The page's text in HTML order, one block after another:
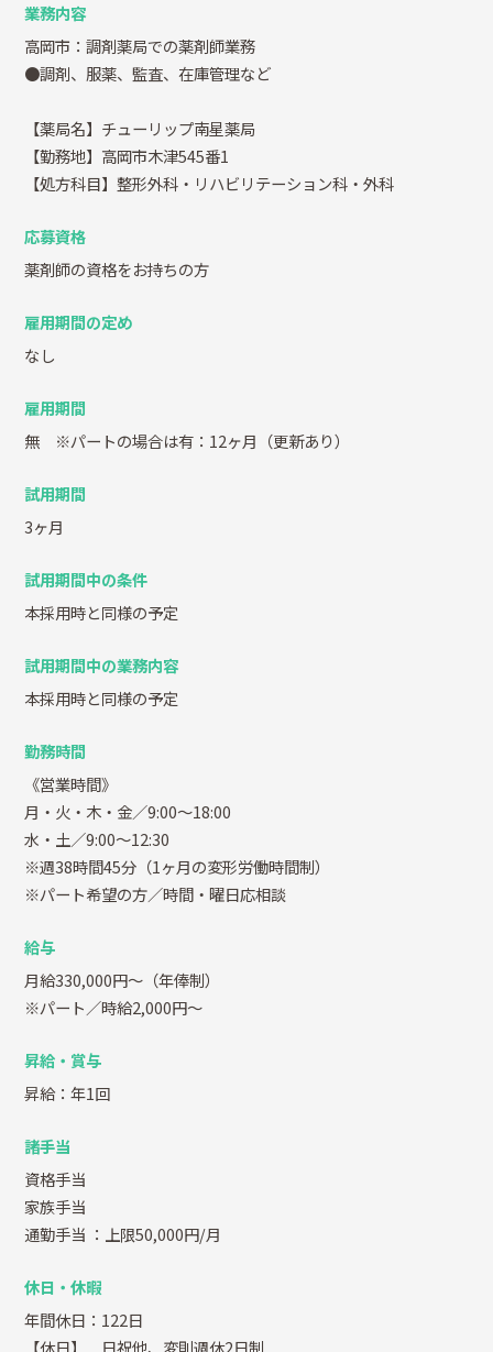
業務内容
高岡市：調剤薬局での薬剤師業務
●調剤、服薬、監査、在庫管理など
【薬局名】チューリップ南星薬局
【勤務地】高岡市木津545番1
【処方科目】整形外科・リハビリテーション科・外科
応募資格
薬剤師の資格をお持ちの方
雇用期間の定め
なし
雇用期間
無 ※パートの場合は有：12ヶ月（更新あり）
試用期間
3ヶ月
試用期間中の条件
本採用時と同様の予定
試用期間中の業務内容
本採用時と同様の予定
勤務時間
《営業時間》
月・火・木・金／9:00～18:00
水・土／9:00～12:30
※週38時間45分（1ヶ月の変形労働時間制）
※パート希望の方／時間・曜日応相談
給与
月給330,000円～（年俸制）
※パート／時給2,000円～
昇給・賞与
昇給：年1回
諸手当
資格手当
家族手当
通勤手当 ：上限50,000円/月
休日・休暇
年間休日：122日
【休日】 日祝他、変則週休2日制